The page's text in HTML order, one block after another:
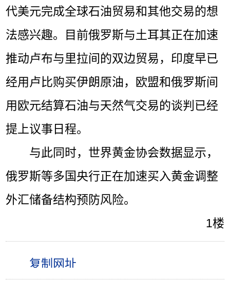
代美元完成全球石油贸易和其他交易的想
法感兴趣。目前俄罗斯与土耳其正在加速
推动卢布与里拉间的双边贸易，印度早已
经用卢比购买伊朗原油，欧盟和俄罗斯间
用欧元结算石油与天然气交易的谈判已经
提上议事日程。
与此同时，世界黄金协会数据显示，
俄罗斯等多国央行正在加速买入黄金调整
外汇储备结构预防风险。
1楼